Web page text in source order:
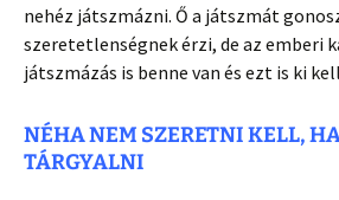
nehéz játszmázni. Ő a játszmát
szeretetlenségnek érzi, de az emberi
játszmázás is benne van és ezt is ki
NÉHA NEM SZERETNI KELL,
TÁRGYALNI